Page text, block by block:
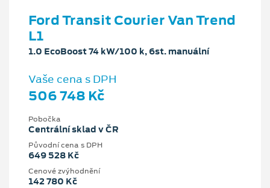
Ford Transit Courier Van Trend
L1
1.0 EcoBoost 74 kW/100 k, 6st. manuální
Vaše cena s DPH
506 748 Kč
Pobočka
Centrální sklad v ČR
Původní cena s DPH
649 528 Kč
Cenové zvýhodnění
142 780 Kč